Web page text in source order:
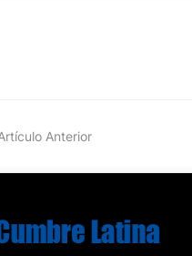
Anterior